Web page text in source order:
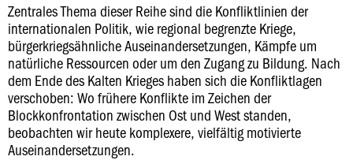
Zentrales Thema dieser Reihe sind die Konfliktlinien der
internationalen Politik, wie regional begrenzte Kriege,
bürgerkriegsähnliche Auseinandersetzungen, Kämpfe um
natürliche Ressourcen oder um den Zugang zu Bildung. Nach
dem Ende des Kalten Krieges haben sich die Konfliktlagen
verschoben: Wo frühere Konflikte im Zeichen der
Blockkonfrontation zwischen Ost und West standen,
beobachten wir heute komplexere, vielfältig motivierte
Auseinandersetzungen.